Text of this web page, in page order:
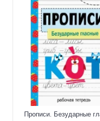
Прописи. Безударные